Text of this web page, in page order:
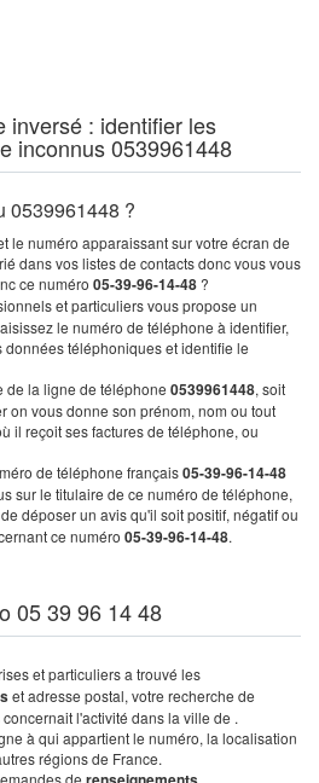
inversé : identifier les
inconnus 0539961448
0539961448 ?
le numéro apparaissant sur votre écran de
dans vos listes de contacts donc vous vous
ce numéro 05-39-96-14-48 ?
et particuliers vous propose un
le numéro de téléphone à identifier,
téléphoniques et identifie le
de la ligne de téléphone 0539961448, soit
on vous donne son prénom, nom ou tout
il reçoit ses factures de téléphone, ou
de téléphone français05-39-96-14-48
sur le titulaire de ce numéro de téléphone,
déposer un avis qu'il soit positif, négatif ou
ce numéro 05-39-96-14-48.
05 39 96 14 48
et particuliers a trouvé les
et adresse postal, votre recherche de
l'activité dans la ville de .
à qui appartient le numéro, la localisation
régions de France.
de